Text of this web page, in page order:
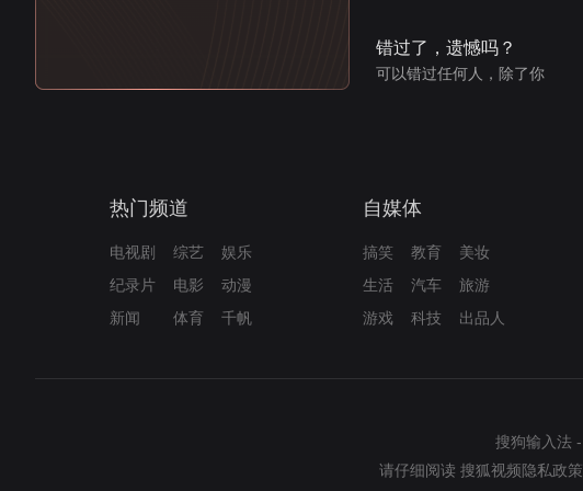
错过了，遗憾吗？
可以错过任何人，除了你
热门频道
电视剧 综艺
娱乐
纪录片
电影
动漫
新闻
体育 千帆
自媒体
搞笑 教育
美妆
生活
汽车
旅游
游戏
科技 出品人
搜狗输入法 -
请仔细阅读 搜狐视频隐私政策